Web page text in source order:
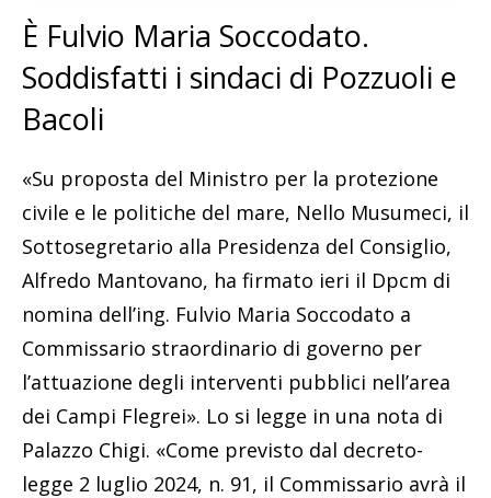
È Fulvio Maria Soccodato.
Soddisfatti i sindaci di Pozzuoli e
Bacoli
«Su proposta del Ministro per la protezione
civile e le politiche del mare, Nello Musumeci, il
Sottosegretario alla Presidenza del Consiglio,
Alfredo Mantovano, ha firmato ieri il Dpcm di
nomina dell’ing. Fulvio Maria Soccodato a
Commissario straordinario di governo per
l’attuazione degli interventi pubblici nell’area
dei Campi Flegrei». Lo si legge in una nota di
Palazzo Chigi. «Come previsto dal decreto-
legge 2 luglio 2024, n. 91, il Commissario avrà il